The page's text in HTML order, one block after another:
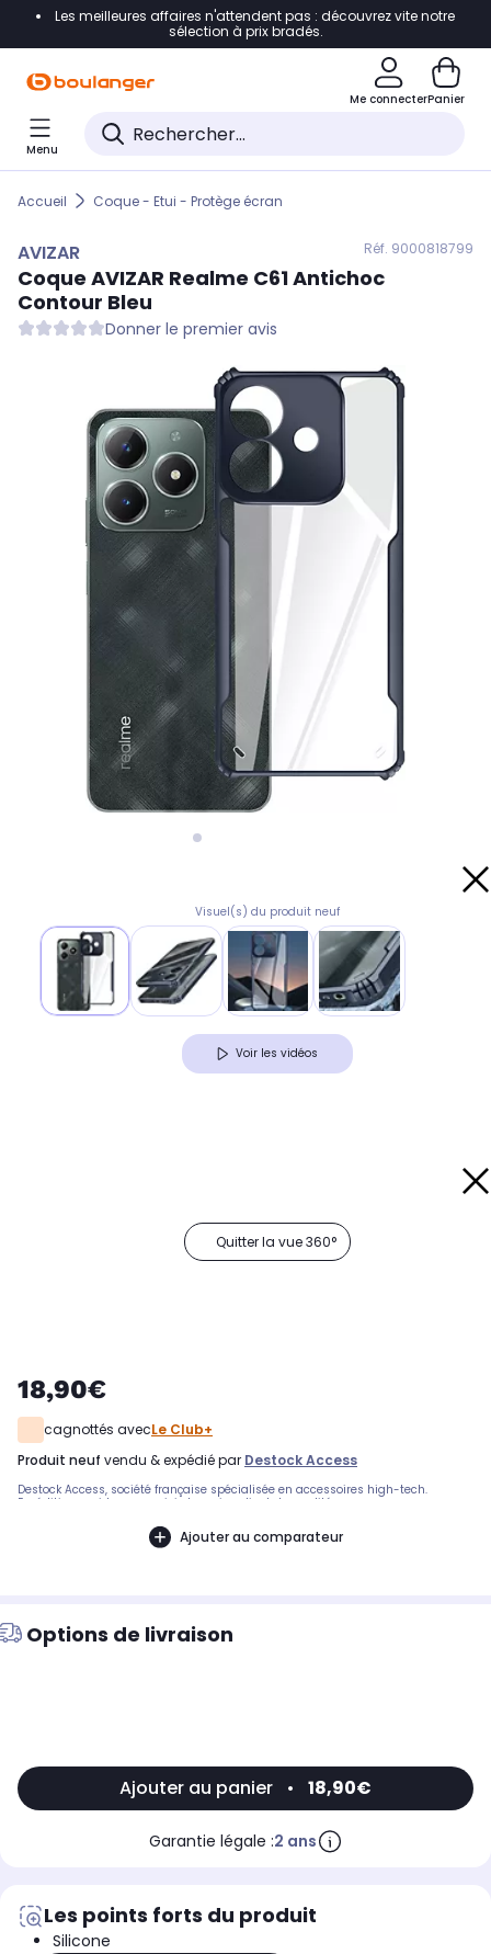
Accéder directement à la navigation
Accéder directement au pied de page
Accéder directement au chatbot
Les meilleures affaires n'attendent pas : découvrez vite notre
sélection à prix bradés.
Me connecterPanier
Menu
Accueil Coque - Etui - Protège écran
AVIZAR Réf. 9000818799
Coque AVIZAR Realme C61 Antichoc
Contour Bleu
Donner le premier avis
Visuel(s) du produit neuf
Voir les vidéos
Quitter la vue 360°
18,90€
cagnottés avecLe Club+
produit neuf vendu & expédié par Destock Access
Destock Access, société française spécialisée en accessoires high-tech.
Expédition rapide avec suivi et service client de qualité.
Ajouter au comparateur
Options de livraison
Ajouter au panier • 18,90€
Garantie légale :2 ans
Les points forts du produit
Silicone